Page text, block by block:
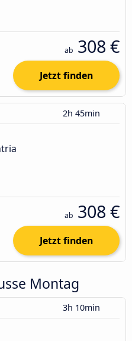
ab 308 €
Jetzt finden
2h 45min
ab 308 €
Jetzt finden
Montag
3h 10min